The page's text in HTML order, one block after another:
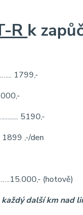
R k
1799,-
5190,-
,-/den
(hotově)
další km nad